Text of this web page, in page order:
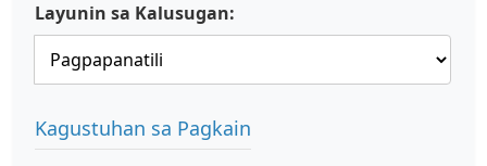
Layunin sa Kalusugan:
Kagustuhan sa Pagkain